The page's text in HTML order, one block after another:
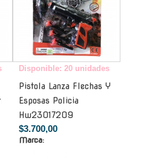
Disponible: 20 unidades
Pistola Lanza Flechas Y
Esposas Policia
Hw23017209
$3.700,00
Marca: